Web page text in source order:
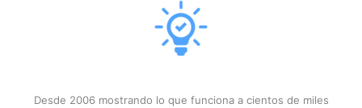
Desde 2006 mostrando lo que funciona a cientos de miles